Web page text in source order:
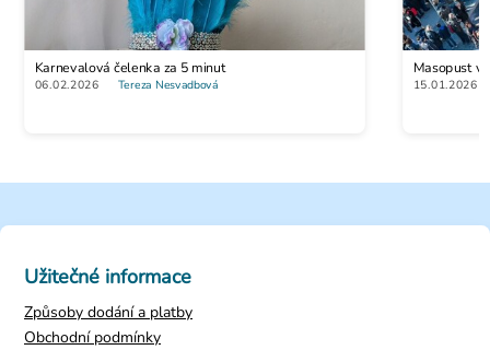
Karnevalová čelenka za 5 minut
06.02.2026 Tereza Nesvadbová
Masopust
15.01.2026
Užitečné informace
Způsoby dodání a platby
Obchodní podmínky